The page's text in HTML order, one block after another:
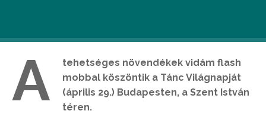
A
tehetséges növendékek vidám flash
mobbal köszöntik a Tánc Világnapját
(április 29.) Budapesten, a Szent István
téren.